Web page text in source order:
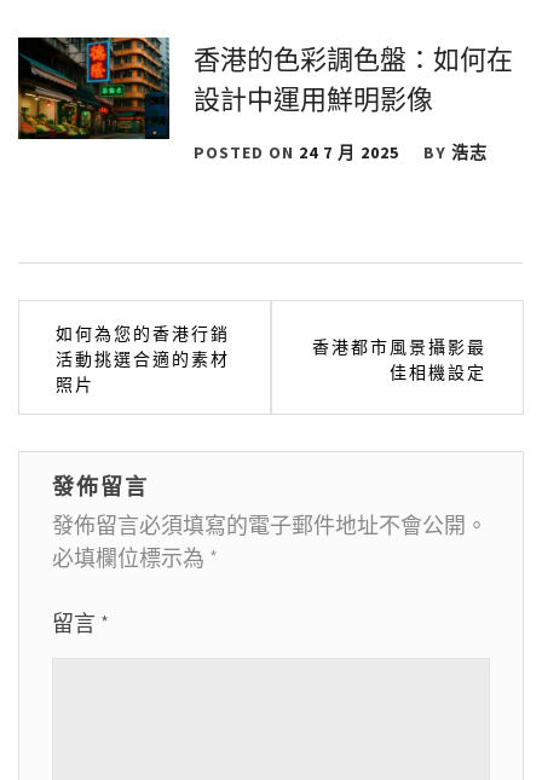
香港的色彩調色盤：如何在
設計中運用鮮明影像
POSTED ON 24 7 月 2025 BY浩志
導
覽
如何為您的香港行銷
活動挑選合適的素材
照片
香港都市風景攝影最
佳相機設定
發佈留言
發佈留言必須填寫的電子郵件地址不會公開。
必填欄位標示為 *
留言 *